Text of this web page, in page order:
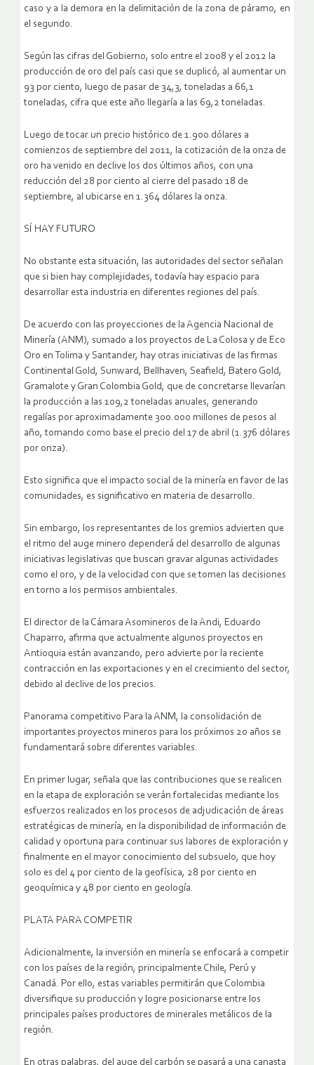
caso y a la demora en la delimitación de la zona de páramo, en
el segundo.
Según las cifras del Gobierno, solo entre el 2008 y el 2012 la
producción de oro del país casi que se duplicó, al aumentar un
93 por ciento, luego de pasar de 34,3, toneladas a 66,1
toneladas, cifra que este año llegaría a las 69,2 toneladas.
Luego de tocar un precio histórico de 1.900 dólares a
comienzos de septiembre del 2011, la cotización de la onza de
oro ha venido en declive los dos últimos años, con una
reducción del 28 por ciento al cierre del pasado 18 de
septiembre, al ubicarse en 1.364 dólares la onza.
SÍ HAY FUTURO
No obstante esta situación, las autoridades del sector señalan
que si bien hay complejidades, todavía hay espacio para
desarrollar esta industria en diferentes regiones del país.
De acuerdo con las proyecciones de la Agencia Nacional de
Minería (ANM), sumado a los proyectos de La Colosa y de Eco
Oro en Tolima y Santander, hay otras iniciativas de las firmas
Continental Gold, Sunward, Bellhaven, Seafield, Batero Gold,
Gramalote y Gran Colombia Gold, que de concretarse llevarían
la producción a las 109,2 toneladas anuales, generando
regalías por aproximadamente 300.000 millones de pesos al
año, tomando como base el precio del 17 de abril (1.376 dólares
por onza).
Esto significa que el impacto social de la minería en favor de las
comunidades, es significativo en materia de desarrollo.
Sin embargo, los representantes de los gremios advierten que
el ritmo del auge minero dependerá del desarrollo de algunas
iniciativas legislativas que buscan gravar algunas actividades
como el oro, y de la velocidad con que se tomen las decisiones
en torno a los permisos ambientales.
El director de la Cámara Asomineros de la Andi, Eduardo
Chaparro, afirma que actualmente algunos proyectos en
Antioquia están avanzando, pero advierte por la reciente
contracción en las exportaciones y en el crecimiento del sector,
debido al declive de los precios.
Panorama competitivo Para la ANM, la consolidación de
importantes proyectos mineros para los próximos 20 años se
fundamentará sobre diferentes variables.
En primer lugar, señala que las contribuciones que se realicen
en la etapa de exploración se verán fortalecidas mediante los
esfuerzos realizados en los procesos de adjudicación de áreas
estratégicas de minería, en la disponibilidad de información de
calidad y oportuna para continuar sus labores de exploración y
finalmente en el mayor conocimiento del subsuelo, que hoy
solo es del 4 por ciento de la geofísica, 28 por ciento en
geoquímica y 48 por ciento en geología.
PLATA PARA COMPETIR
Adicionalmente, la inversión en minería se enfocará a competir
con los países de la región, principalmente Chile, Perú y
Canadá. Por ello, estas variables permitirán que Colombia
diversifique su producción y logre posicionarse entre los
principales países productores de minerales metálicos de la
región.
En otras palabras, del auge del carbón se pasará a una canasta